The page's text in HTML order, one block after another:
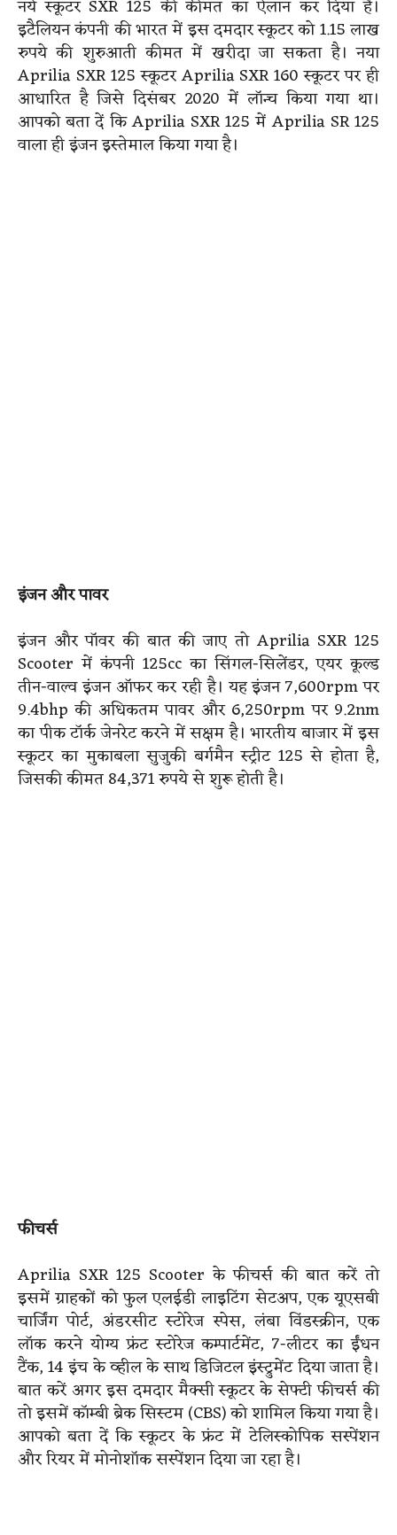
नये स्कूटर SXR 125 की कीमत का ऐलान कर दिया है।
इटैलियन कंपनी की भारत में इस दमदार स्कूटर को 1.15 लाख
रुपये की शुरुआती कीमत में खरीदा जा सकता है। नया
Aprilia SXR 125 स्कूटर Aprilia SXR 160 स्कूटर पर ही
आधारित है जिसे दिसंबर 2020 में लॉन्च किया गया था।
आपको बता दें कि Aprilia SXR 125 में Aprilia SR 125
वाला ही इंजन इस्तेमाल किया गया है।
इंजन और पावर
इंजन और पॉवर की बात की जाए तो Aprilia SXR 125
Scooter में कंपनी 125cc का सिंगल-सिलेंडर, एयर कूल्ड
तीन-वाल्व इंजन ऑफर कर रही है। यह इंजन 7,600rpm पर
9.4bhp की अधिकतम पावर और 6,250rpm पर 9.2nm
का पीक टॉर्क जेनरेट करने में सक्षम है। भारतीय बाजार में इस
स्कूटर का मुकाबला सुजुकी बर्गमैन स्ट्रीट 125 से होता है,
जिसकी कीमत 84,371 रुपये से शुरू होती है।
फीचर्स
Aprilia SXR 125 Scooter के फीचर्स की बात करें तो
इसमें ग्राहकों को फुल एलईडी लाइटिंग सेटअप, एक यूएसबी
चार्जिंग पोर्ट, अंडरसीट स्टोरेज स्पेस, लंबा विंडस्क्रीन, एक
लॉक करने योग्य फ्रंट स्टोरेज कम्पार्टमेंट, 7-लीटर का ईंधन
टैंक, 14 इंच के व्हील के साथ डिजिटल इंस्ट्रुमेंट दिया जाता है।
बात करें अगर इस दमदार मैक्सी स्कूटर के सेफ्टी फीचर्स की
तो इसमें कॉम्बी ब्रेक सिस्टम (CBS) को शामिल किया गया है।
आपको बता दें कि स्कूटर के फ्रंट में टेलिस्कोपिक सस्पेंशन
और रियर में मोनोशॉक सस्पेंशन दिया जा रहा है।